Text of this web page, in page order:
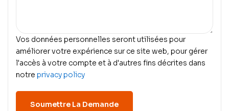
Vos données personnelles seront utilisées pour
améliorer votre expérience sur ce site web, pour gérer
l'accès à votre compte et à d'autres fins décrites dans
notre privacy policy